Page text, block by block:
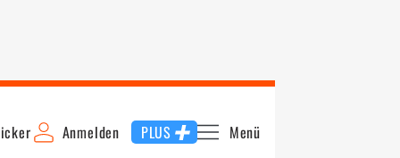
Anmelden PLUS Menü